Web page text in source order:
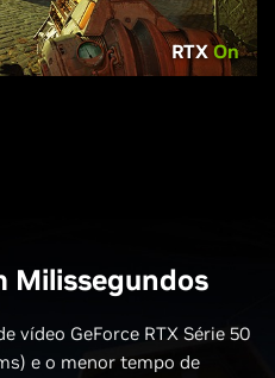
RTXOn
Milissegundos
vídeo GeForce RTX Série 50
e o menor tempo de